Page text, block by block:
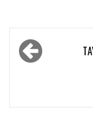
Bericht
navigatie